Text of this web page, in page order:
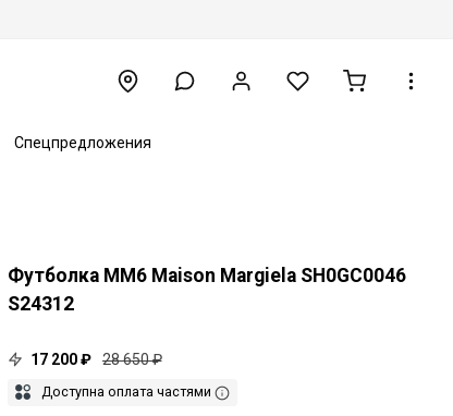
Спецпредложения
Футболка MM6 Maison Margiela SH0GC0046
S24312
17 200 ₽ 28 650 ₽
Доступна оплата частями